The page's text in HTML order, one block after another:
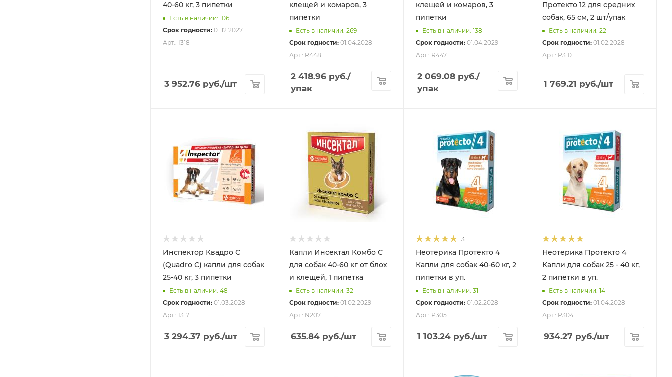
40-60 кг, 3 пипетки
Есть в наличии: 106
Срок годности: 01.12.2027
Арт.: I318
3 952.76 руб./шт
клещей и комаров, 3
пипетки
Есть в наличии: 269
Срок годности: 01.04.2028
Арт.: R448
2 418.96 руб./
упак
клещей и комаров, 3
пипетки
Есть в наличии: 138
Срок годности: 01.04.2029
Арт.: R447
2 069.08 руб./
упак
Протекто 12 для средних
собак, 65 см, 2 шт/упак
Есть в наличии: 22
Срок годности: 01.02.2028
Арт.: P310
1 769.21 руб./шт
Инспектор Квадро С
(Quadro С) капли для собак
25-40 кг, 3 пипетки
Есть в наличии: 48
Срок годности: 01.03.2028
Арт.: I317
3 294.37 руб./шт
Капли Инсектал Комбо С
для собак 40-60 кг от блох
и клещей, 1 пипетка
Есть в наличии: 32
Срок годности: 01.02.2029
Арт.: N207
635.84 руб./шт
3
Неотерика Протекто 4
Капли для собак 40-60 кг, 2
пипетки в уп.
Есть в наличии: 31
Срок годности: 01.02.2028
Арт.: P305
1 103.24 руб./шт
1
Неотерика Протекто 4
Капли для собак 25 - 40 кг,
2 пипетки в уп.
Есть в наличии: 14
Срок годности: 01.04.2028
Арт.: P304
934.27 руб./шт